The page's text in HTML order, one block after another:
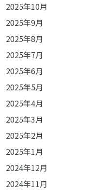
2025年10月
2025年9月
2025年8月
2025年7月
2025年6月
2025年5月
2025年4月
2025年3月
2025年2月
2025年1月
2024年12月
2024年11月